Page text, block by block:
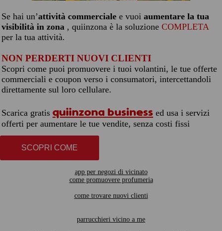
Se hai un’attività commerciale e vuoi aumentare la tua
visibilità in zona , quiinzona è la soluzione COMPLETA
per la tua attività.
NON PERDERTI NUOVI CLIENTI
Scopri come puoi promuovere i tuoi volantini, le tue offerte
commerciali e coupon verso i consumatori, intercettandoli
direttamente sul loro cellulare.
Scarica gratis quiinzona business ed usa i servizi
offerti per aumentare le tue vendite, senza costi fissi
SCOPRI COME
app per negozi di vicinato
come promuovere profumeria
come trovare nuovi clienti
parrucchieri vicino a me